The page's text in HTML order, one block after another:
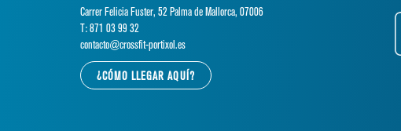
Carrer Felicia Fuster, 52 Palma de Mallorca, 07006
T: 871 03 99 32
contacto@crossfit-portixol.es
¿CÓMO LLEGAR AQUÍ?